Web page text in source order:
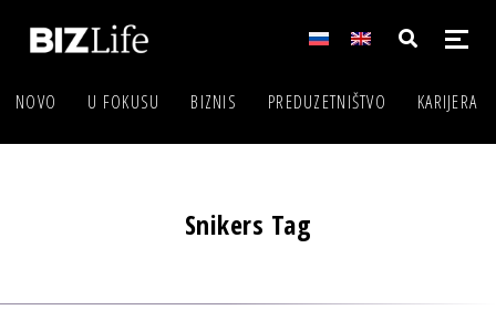
NOVO U FOKUSU BIZNIS PREDUZETNIŠTVO KARIJERA
Snikers Tag